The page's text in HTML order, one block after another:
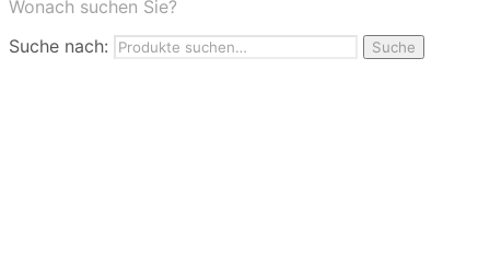
Nutzungbedingungen
Wonach suchen Sie?
Suche nach:
Suche